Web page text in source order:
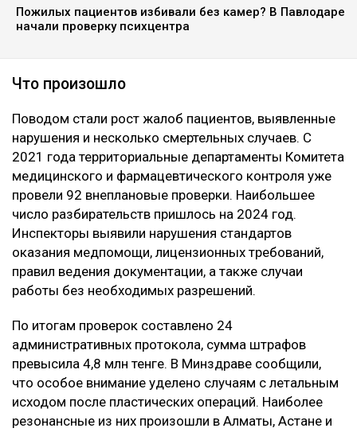
Пожилых пациентов избивали без камер? В Павлодаре
начали проверку психцентра
Что произошло
Поводом стали рост жалоб пациентов, выявленные
нарушения и несколько смертельных случаев. С
2021 года территориальные департаменты Комитета
медицинского и фармацевтического контроля уже
провели 92 внеплановые проверки. Наибольшее
число разбирательств пришлось на 2024 год.
Инспекторы выявили нарушения стандартов
оказания медпомощи, лицензионных требований,
правил ведения документации, а также случаи
работы без необходимых разрешений.
По итогам проверок составлено 24
административных протокола, сумма штрафов
превысила 4,8 млн тенге. В Минздраве сообщили,
что особое внимание уделено случаям с летальным
исходом после пластических операций. Наиболее
резонансные из них произошли в Алматы, Астане и